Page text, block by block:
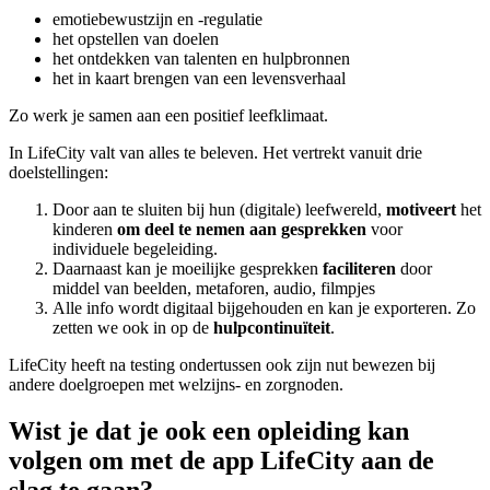
emotiebewustzijn en -regulatie
het opstellen van doelen
het ontdekken van talenten en hulpbronnen
het in kaart brengen van een levensverhaal
Zo werk je samen aan een positief leefklimaat.
In LifeCity valt van alles te beleven. Het vertrekt vanuit drie
doelstellingen:
Door aan te sluiten bij hun (digitale) leefwereld, motiveert het
kinderen om deel te nemen aan gesprekken voor
individuele begeleiding.
Daarnaast kan je moeilijke gesprekken faciliteren door
middel van beelden, metaforen, audio, filmpjes
Alle info wordt digitaal bijgehouden en kan je exporteren. Zo
zetten we ook in op de hulpcontinuïteit.
LifeCity heeft na testing ondertussen ook zijn nut bewezen bij
andere doelgroepen met welzijns- en zorgnoden.
Wist je dat je ook een opleiding kan
volgen om met de app LifeCity aan de